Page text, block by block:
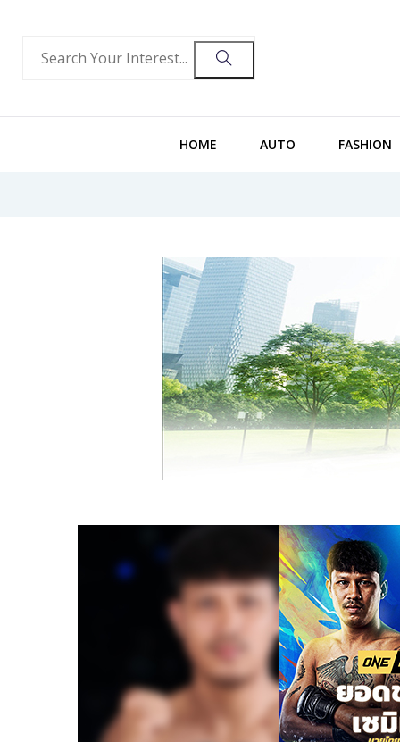
HOME AUTO FASHION